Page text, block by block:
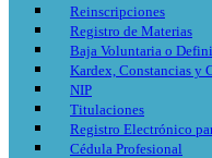
Reinscripciones
Registro de Materias
Baja Voluntaria o
Kardex, Constancias y
NIP
Titulaciones
Registro Electrónico
Cédula Profesional